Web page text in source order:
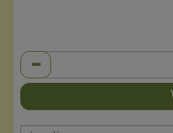
Anzahl